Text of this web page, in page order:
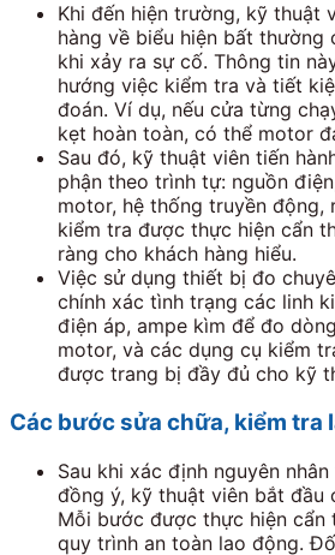
Khi đến hiện trường, kỹ thuật
hàng về biểu hiện bất thường
khi xảy ra sự cố. Thông tin
hướng việc kiểm tra và tiết
đoán. Ví dụ, nếu cửa từng
kẹt hoàn toàn, có thể motor
Sau đó, kỹ thuật viên tiến
phận theo trình tự: nguồn
motor, hệ thống truyền động,
kiểm tra được thực hiện cẩn
ràng cho khách hàng hiểu.
Việc sử dụng thiết bị đo
chính xác tình trạng các linh
điện áp, ampe kìm để đo
motor, và các dụng cụ kiểm
được trang bị đầy đủ cho kỹ
Các bước sửa chữa, kiểm tra
Sau khi xác định nguyên
đồng ý, kỹ thuật viên bắt đầu
Mỗi bước được thực hiện cẩn
quy trình an toàn lao động.